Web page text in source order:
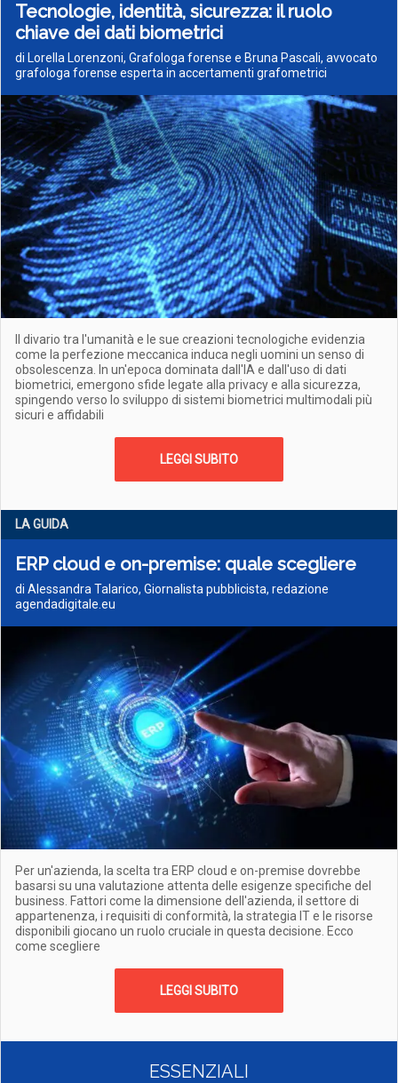
Tecnologie, identità, sicurezza: il ruolo
chiave dei dati biometrici
di Lorella Lorenzoni, Grafologa forense e Bruna Pascali, avvocato
grafologa forense esperta in accertamenti grafometrici
Il divario tra l'umanità e le sue creazioni tecnologiche evidenzia
come la perfezione meccanica induca negli uomini un senso di
obsolescenza. In un'epoca dominata dall'IA e dall'uso di dati
biometrici, emergono sfide legate alla privacy e alla sicurezza,
spingendo verso lo sviluppo di sistemi biometrici multimodali più
sicuri e affidabili
LEGGI SUBITO
LA GUIDA
ERP cloud e on-premise: quale scegliere
di Alessandra Talarico, Giornalista pubblicista, redazione
agendadigitale.eu
Per un'azienda, la scelta tra ERP cloud e on-premise dovrebbe
basarsi su una valutazione attenta delle esigenze specifiche del
business. Fattori come la dimensione dell'azienda, il settore di
appartenenza, i requisiti di conformità, la strategia IT e le risorse
disponibili giocano un ruolo cruciale in questa decisione. Ecco
come scegliere
LEGGI SUBITO
ESSENZIALI